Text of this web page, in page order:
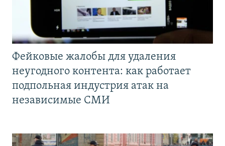
Фейковые жалобы для удаления
неугодного контента: как работает
подпольная индустрия атак на
независимые СМИ